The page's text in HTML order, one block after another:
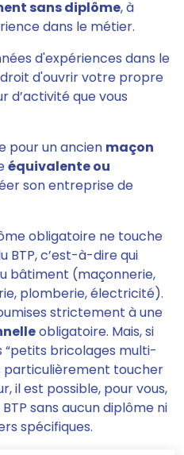
sans diplôme, à
dans le métier.
d'expériences dans le
d'ouvrir votre propre
d’activité que vous
pour un ancien maçon
équivalente ou
son entreprise de
obligatoire ne touche
BTP, c’est-à-dire qui
bâtiment (maçonnerie,
plomberie, électricité).
strictement à une
obligatoire. Mais, si
“petits bricolages multi-
particulièrement toucher
il est possible, pour vous,
sans aucun diplôme ni
spécifiques.